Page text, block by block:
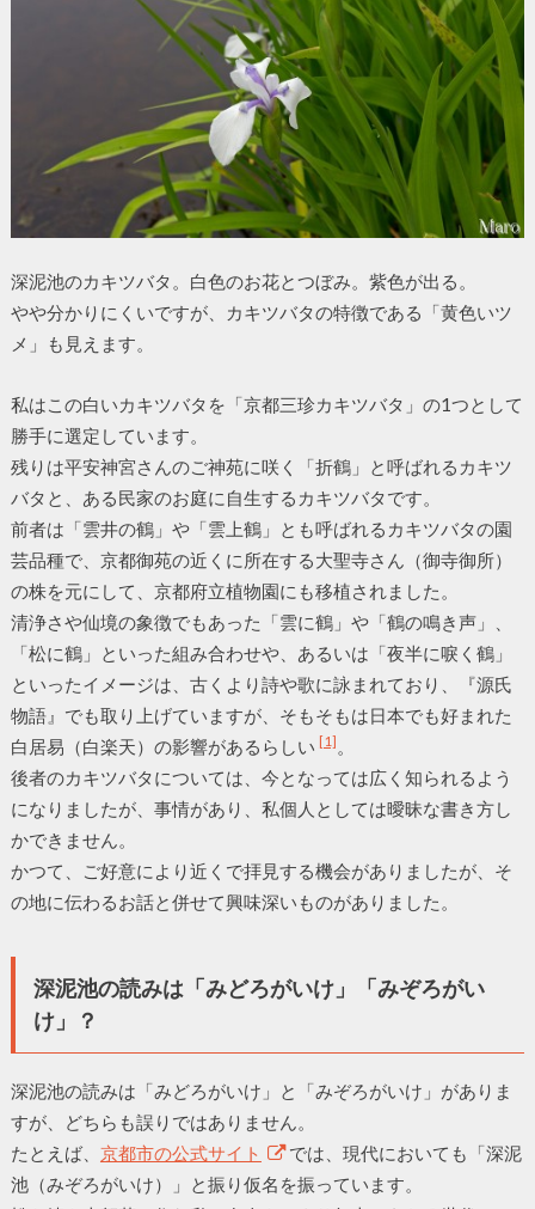
深泥池のカキツバタ。白色のお花とつぼみ。紫色が出る。
やや分かりにくいですが、カキツバタの特徴である「黄色いツ
メ」も見えます。
私はこの白いカキツバタを「京都三珍カキツバタ」の1つとして
勝手に選定しています。
残りは平安神宮さんのご神苑に咲く「折鶴」と呼ばれるカキツ
バタと、ある民家のお庭に自生するカキツバタです。
前者は「雲井の鶴」や「雲上鶴」とも呼ばれるカキツバタの園
芸品種で、京都御苑の近くに所在する大聖寺さん（御寺御所）
の株を元にして、京都府立植物園にも移植されました。
清浄さや仙境の象徴でもあった「雲に鶴」や「鶴の鳴き声」、
「松に鶴」といった組み合わせや、あるいは「夜半に唳く鶴」
といったイメージは、古くより詩や歌に詠まれており、『源氏
物語』でも取り上げていますが、そもそもは日本でも好まれた
白居易（白楽天）の影響があるらしい [1] 。
後者のカキツバタについては、今となっては広く知られるよう
になりましたが、事情があり、私個人としては曖昧な書き方し
かできません。
かつて、ご好意により近くで拝見する機会がありましたが、そ
の地に伝わるお話と併せて興味深いものがありました。
深泥池の読みは「みどろがいけ」「みぞろがい
け」？
深泥池の読みは「みどろがいけ」と「みぞろがいけ」がありま
すが、どちらも誤りではありません。
たとえば、 京都市の公式サイト
では、現代においても「深泥
池（みぞろがいけ）」と振り仮名を振っています。